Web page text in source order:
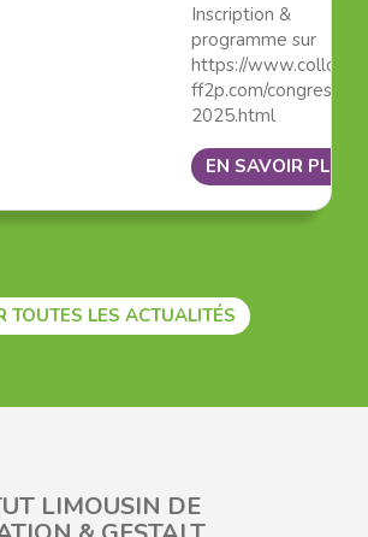
Inscription &
programme sur
https://
ff2p.com/congres-
2025.html
EN SAVOIR PLUS
TOUTES LES ACTUALITÉS
LIMOUSIN DE